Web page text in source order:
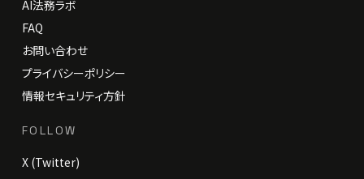
AI法務ラボ
FAQ
お問い合わせ
プライバシーポリシー
情報セキュリティ方針
FOLLOW
X (Twitter)